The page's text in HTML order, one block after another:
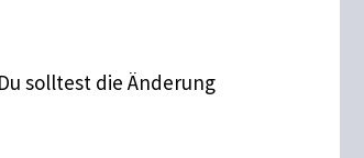
solltest die Änderung